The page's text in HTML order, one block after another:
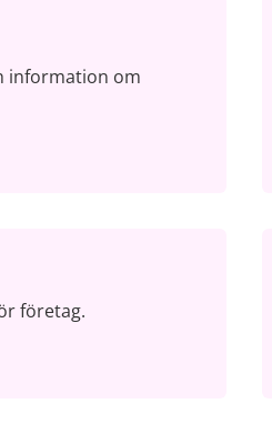
information om
företag.